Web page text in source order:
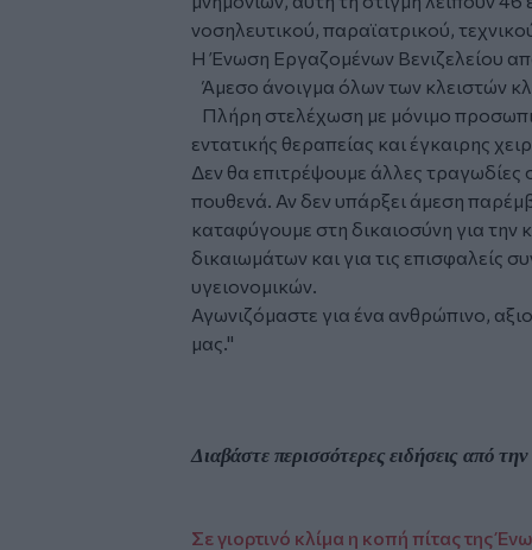
νοσηλευτικού, παραϊατρικού,
Η Ένωση Εργαζομένων Βενιζελείου
Άμεσο άνοιγμα όλων των κλειστών
Πλήρη στελέχωση με μόνιμο
εντατικής θεραπείας και έγκαιρης
Δεν θα επιτρέψουμε άλλες
πουθενά. Αν δεν υπάρξει άμεση
καταφύγουμε στη δικαιοσύνη για
δικαιωμάτων και για τις επισφαλείς
υγειονομικών.
Αγωνιζόμαστε για ένα ανθρώπινο,
μας."
Διαβάστε περισσότερες ειδήσεις από την
Σε γιορτινό κλίμα η κοπή πίτας της